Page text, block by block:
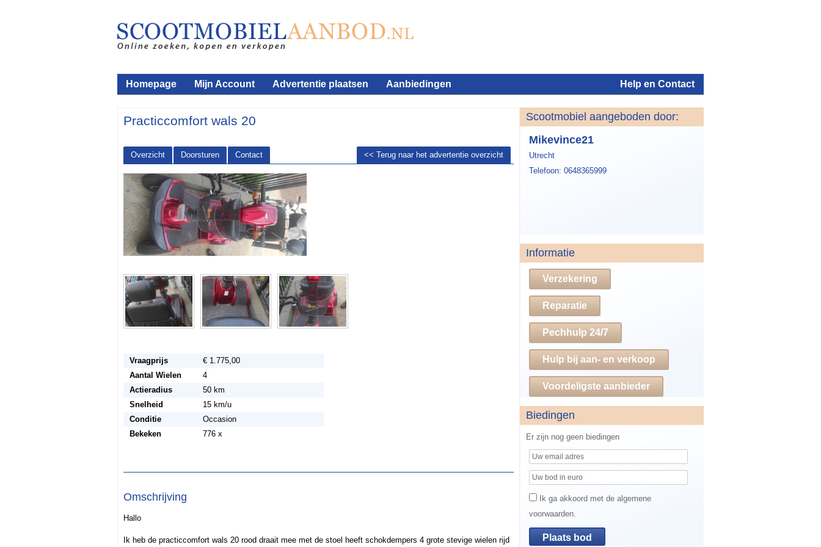
Homepage Mijn Account Advertentie plaatsen Aanbiedingen Help en Contact
Practiccomfort wals 20
Overzicht Doorsturen Contact << Terug naar het advertentie overzicht
Vraagprijs
€ 1.775,00
Aantal Wielen
4
Actieradius
50 km
Snelheid
15 km/u
Conditie
Occasion
Bekeken
776 x
Omschrijving
Hallo
Ik heb de practiccomfort wals 20 rood draait mee met de stoel heeft schokdempers 4 grote stevige wielen rijd
Scootmobiel aangeboden door:
Mikevince21
Utrecht
Telefoon: 0648365999
Informatie
Verzekering
Reparatie
Pechhulp 24/7
Hulp bij aan- en verkoop
Voordeligste aanbieder
Biedingen
Er zijn nog geen biedingen
Ik ga akkoord met de algemene
voorwaarden.